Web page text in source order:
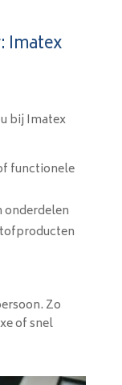
Imatex
bij Imatex
functionele
onderdelen
Zo
of snel